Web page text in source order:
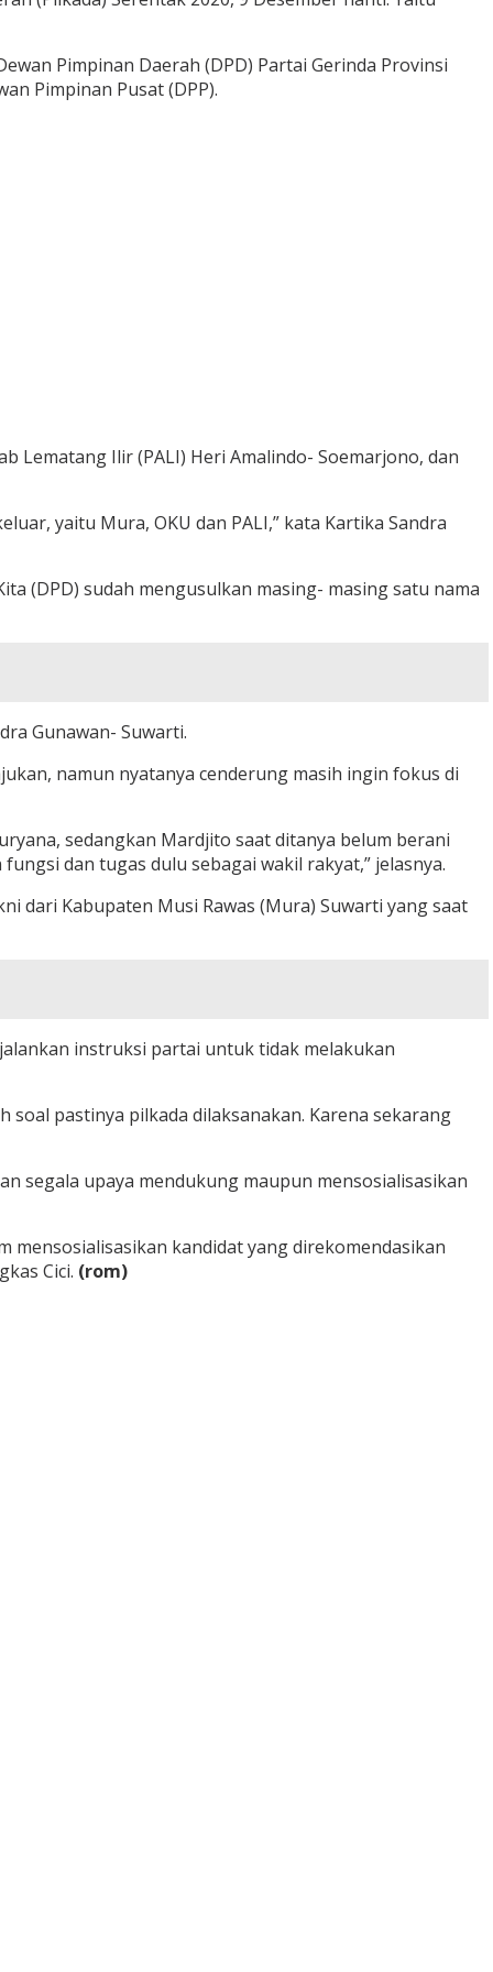
Pimpinan Daerah (DPD) Partai Gerinda Provinsi
Pimpinan Pusat (DPP).
Lematang Ilir (PALI) Heri Amalindo- Soemarjono, dan
yaitu Mura, OKU dan PALI,” kata Kartika Sandra
(DPD) sudah mengusulkan masing- masing satu nama
Gunawan- Suwarti.
namun nyatanya cenderung masih ingin fokus di
sedangkan Mardjito saat ditanya belum berani
dan tugas dulu sebagai wakil rakyat,” jelasnya.
dari Kabupaten Musi Rawas (Mura) Suwarti yang saat
instruksi partai untuk tidak melakukan
pastinya pilkada dilaksanakan. Karena sekarang
segala upaya mendukung maupun mensosialisasikan
mensosialisasikan kandidat yang direkomendasikan
Cici. (rom)